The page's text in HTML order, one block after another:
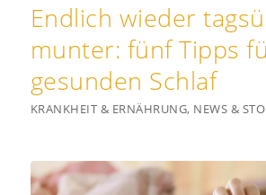
Endlich wieder
munter: fünf Tipps
gesunden Schlaf
KRANKHEIT & ERNÄHRUNG, NEWS &